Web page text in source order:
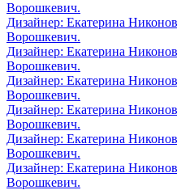
Ворошкевич.
Дизайнер: Екатерина
Ворошкевич.
Дизайнер: Екатерина
Ворошкевич.
Дизайнер: Екатерина
Ворошкевич.
Дизайнер: Екатерина
Ворошкевич.
Дизайнер: Екатерина
Ворошкевич.
Дизайнер: Екатерина
Ворошкевич.